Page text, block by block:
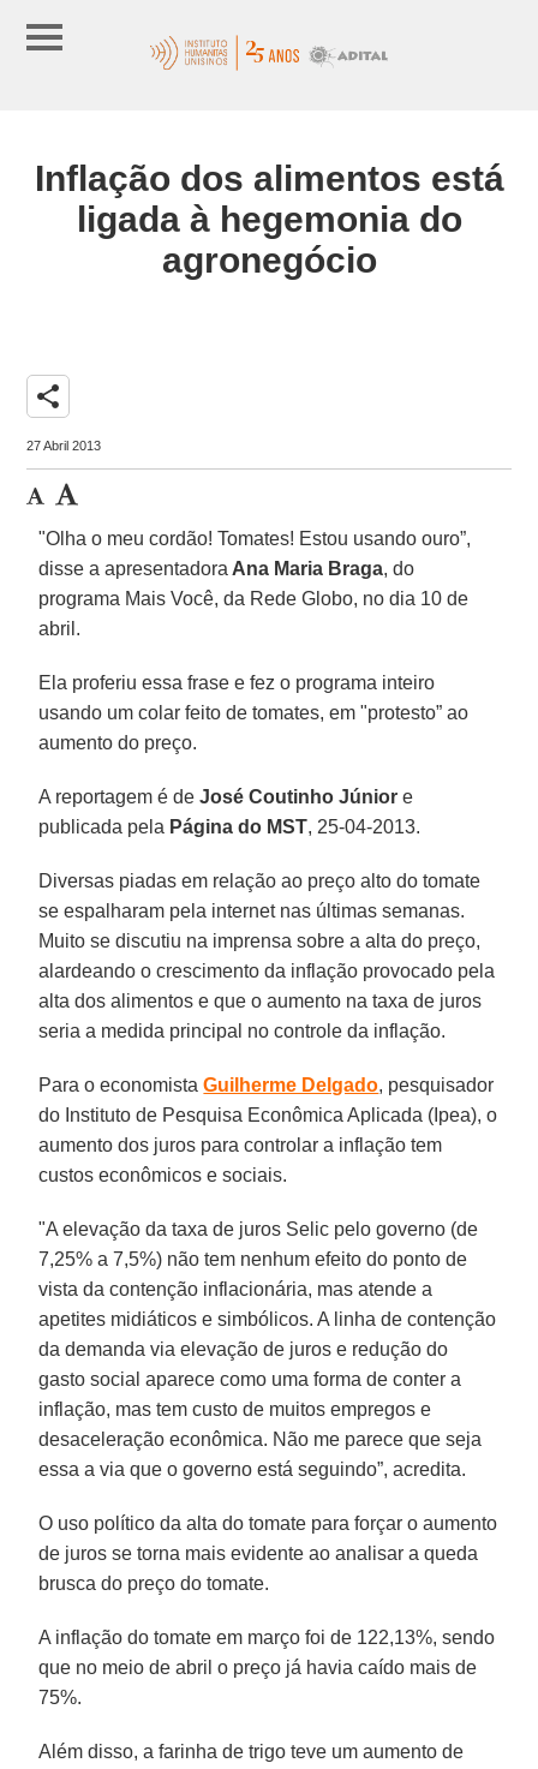
Inflação dos alimentos está
ligada à hegemonia do
agronegócio
share
27 Abril 2013
"Olha o meu cordão! Tomates! Estou usando ouro”,
disse a apresentadora Ana Maria Braga, do
programa Mais Você, da Rede Globo, no dia 10 de
abril.
Ela proferiu essa frase e fez o programa inteiro
usando um colar feito de tomates, em "protesto” ao
aumento do preço.
A reportagem é deJosé Coutinho Júnior e
publicada pela Página do MST, 25-04-2013.
Diversas piadas em relação ao preço alto do tomate
se espalharam pela internet nas últimas semanas.
Muito se discutiu na imprensa sobre a alta do preço,
alardeando o crescimento da inflação provocado pela
alta dos alimentos e que o aumento na taxa de juros
seria a medida principal no controle da inflação.
Para o economistaGuilherme Delgado, pesquisador
do Instituto de Pesquisa Econômica Aplicada (Ipea), o
aumento dos juros para controlar a inflação tem
custos econômicos e sociais.
"A elevação da taxa de juros Selic pelo governo (de
7,25% a 7,5%) não tem nenhum efeito do ponto de
vista da contenção inflacionária, mas atende a
apetites midiáticos e simbólicos. A linha de contenção
da demanda via elevação de juros e redução do
gasto social aparece como uma forma de conter a
inflação, mas tem custo de muitos empregos e
desaceleração econômica. Não me parece que seja
essa a via que o governo está seguindo”, acredita.
O uso político da alta do tomate para forçar o aumento
de juros se torna mais evidente ao analisar a queda
brusca do preço do tomate.
A inflação do tomate em março foi de 122,13%, sendo
que no meio de abril o preço já havia caído mais de
75%.
Além disso, a farinha de trigo teve um aumento de